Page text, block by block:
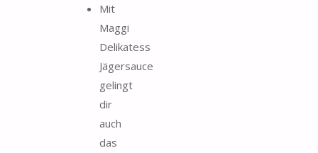
Mit
Maggi
Delikatess
Jägersauce
gelingt
dir
auch
das